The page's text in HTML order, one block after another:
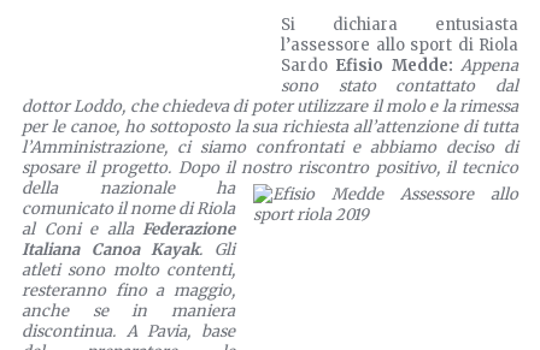
Si dichiara entusiasta
l’assessore allo sport di Riola
Sardo Efisio Medde: Appena
sono stato contattato dal
dottor Loddo, che chiedeva di poter utilizzare il molo e la rimessa
per le canoe, ho sottoposto la sua richiesta all’attenzione di tutta
l’Amministrazione, ci siamo confrontati e abbiamo deciso di
sposare il progetto. Dopo il nostro riscontro positivo, il tecnico
della nazionale ha
comunicato il nome di Riola
al Coni e alla Federazione
Italiana Canoa Kayak. Gli
atleti sono molto contenti,
resteranno fino a maggio,
anche se in maniera
discontinua. A Pavia, base